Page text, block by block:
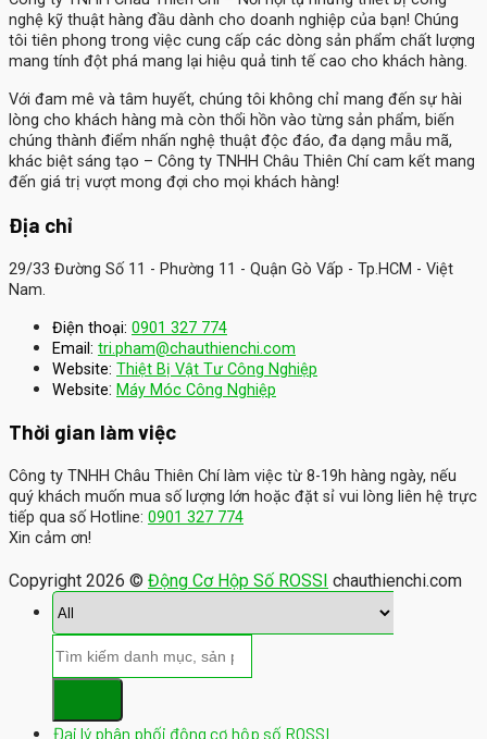
nghệ kỹ thuật hàng đầu dành cho doanh nghiệp của bạn! Chúng
tôi tiên phong trong việc cung cấp các dòng sản phẩm chất lượng
mang tính đột phá mang lại hiệu quả tinh tế cao cho khách hàng.
Với đam mê và tâm huyết, chúng tôi không chỉ mang đến sự hài
lòng cho khách hàng mà còn thổi hồn vào từng sản phẩm, biến
chúng thành điểm nhấn nghệ thuật độc đáo, đa dạng mẫu mã,
khác biệt sáng tạo – Công ty TNHH Châu Thiên Chí cam kết mang
đến giá trị vượt mong đợi cho mọi khách hàng!
Địa chỉ
29/33 Đường Số 11 - Phường 11 - Quận Gò Vấp - Tp.HCM - Việt
Nam.
Điện thoại: 0901 327 774
Email: tri.pham@chauthienchi.com
Website: Thiệt Bị Vật Tư Công Nghiệp
Website: Máy Móc Công Nghiệp
Thời gian làm việc
Công ty TNHH Châu Thiên Chí làm việc từ 8-19h hàng ngày, nếu
quý khách muốn mua số lượng lớn hoặc đặt sỉ vui lòng liên hệ trực
tiếp qua số Hotline: 0901 327 774
Xin cảm ơn!
Copyright 2026 © Động Cơ Hộp Số ROSSI chauthienchi.com
Đại lý phân phối động cơ hộp số ROSSI